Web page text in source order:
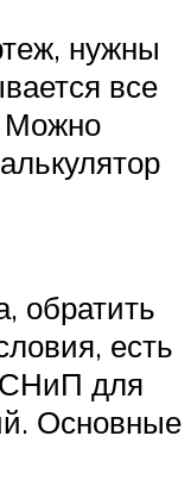
нужны
все
Можно
обратить
есть
для
Основные